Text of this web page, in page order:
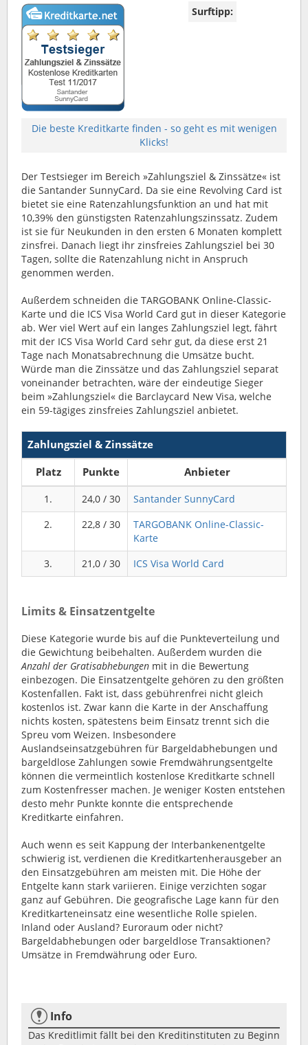
Surftipp:
Die beste Kreditkarte finden - so geht es mit wenigen
Klicks!
Der Testsieger im Bereich »Zahlungsziel & Zinssätze« ist
die Santander SunnyCard. Da sie eine Revolving Card ist
bietet sie eine Ratenzahlungsfunktion an und hat mit
10,39% den günstigsten Ratenzahlungszinssatz. Zudem
ist sie für Neukunden in den ersten 6 Monaten komplett
zinsfrei. Danach liegt ihr zinsfreies Zahlungsziel bei 30
Tagen, sollte die Ratenzahlung nicht in Anspruch
genommen werden.
Außerdem schneiden die TARGOBANK Online-Classic-
Karte und die ICS Visa World Card gut in dieser Kategorie
ab. Wer viel Wert auf ein langes Zahlungsziel legt, fährt
mit der ICS Visa World Card sehr gut, da diese erst 21
Tage nach Monatsabrechnung die Umsätze bucht.
Würde man die Zinssätze und das Zahlungsziel separat
voneinander betrachten, wäre der eindeutige Sieger
beim »Zahlungsziel« die Barclaycard New Visa, welche
ein 59-tägiges zinsfreies Zahlungsziel anbietet.
Zahlungsziel & Zinssätze
Platz
Punkte Anbieter
1. 24,0 / 30
Santander SunnyCard
2.
22,8 / 30
TARGOBANK Online-Classic-
Karte
3.
21,0 / 30 ICS Visa World Card
Limits & Einsatzentgelte
Diese Kategorie wurde bis auf die Punkteverteilung und
die Gewichtung beibehalten. Außerdem wurden die
Anzahl der Gratisabhebungen mit in die Bewertung
einbezogen. Die Einsatzentgelte gehören zu den größten
Kostenfallen. Fakt ist, dass gebührenfrei nicht gleich
kostenlos ist. Zwar kann die Karte in der Anschaffung
nichts kosten, spätestens beim Einsatz trennt sich die
Spreu vom Weizen. Insbesondere
Auslandseinsatzgebühren für Bargeldabhebungen und
bargeldlose Zahlungen sowie Fremdwährungsentgelte
können die vermeintlich kostenlose Kreditkarte schnell
zum Kostenfresser machen. Je weniger Kosten entstehen
desto mehr Punkte konnte die entsprechende
Kreditkarte einfahren.
Auch wenn es seit Kappung der Interbankenentgelte
schwierig ist, verdienen die Kreditkartenherausgeber an
den Einsatzgebühren am meisten mit. Die Höhe der
Entgelte kann stark variieren. Einige verzichten sogar
ganz auf Gebühren. Die geografische Lage kann für den
Kreditkarteneinsatz eine wesentliche Rolle spielen.
Inland oder Ausland? Euroraum oder nicht?
Bargeldabhebungen oder bargeldlose Transaktionen?
Umsätze in Fremdwährung oder Euro.
Info
Das Kreditlimit fällt bei den Kreditinstituten zu Beginn